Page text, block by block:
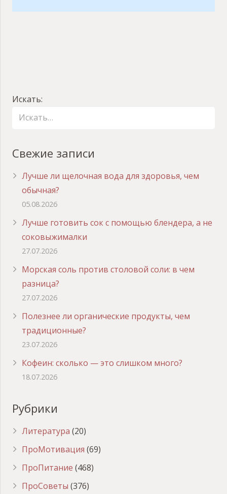
Искать:
Свежие записи
Лучше ли щелочная вода для здоровья, чем
обычная?
05.08.2026
Лучше готовить сок с помощью блендера, а не
соковыжималки
27.07.2026
Морская соль против столовой соли: в чем
разница?
27.07.2026
Полезнее ли органические продукты, чем
традиционные?
23.07.2026
Кофеин: сколько — это слишком много?
18.07.2026
Рубрики
Литература (20)
ПроМотивация (69)
ПроПитание (468)
ПроСоветы (376)